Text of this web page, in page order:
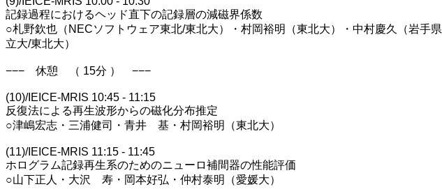
記録過程におけるヘッド直下の記録層の減磁界係数
○札野欽也（NECソフトウェア東北/東北大）・村岡裕明（東北大）・中村慶久（岩手県
立大/東北大）
−−− 休憩 （ 15分 ） −−−
(10)/IEICE-MRIS 10:45 - 11:15
反復法による再生波形からの磁化分布推定
○津嶋宏志・三浦健司・青井 基・村岡裕明（東北大）
(11)/IEICE-MRIS 11:15 - 11:45
ホログラム記録再生系のためのニューロ補間器の性能評価
○山下正人・大沢 寿・岡本好弘・仲村泰明（愛媛大）